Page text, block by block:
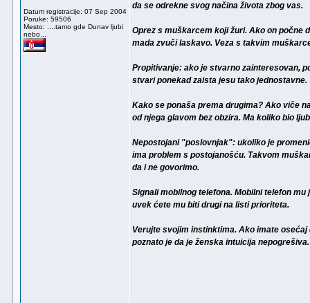
Datum registracije: 07 Sep 2004
Poruke: 59506
Mesto: ....tamo gde Dunav ljubi
nebo...
da se odrekne svog načina života zbog vas.
Oprez s muškarcem koji žuri. Ako on počne
mada zvuči laskavo. Veza s takvim
Propitivanje: ako je stvarno zainteresovan,
stvari ponekad zaista jesu tako jednostavne.
Kako se ponaša prema drugima? Ako viče
od njega glavom bez obzira. Ma koliko bio
Nepostojani "poslovnjak": ukoliko je
ima problem s postojanošću. Takvom
da i ne govorimo.
Signali mobilnog telefona. Mobilni telefon
uvek ćete mu biti drugi na listi prioriteta.
Verujte svojim instinktima. Ako imate
poznato je da je ženska intuicija nepogrešiva.